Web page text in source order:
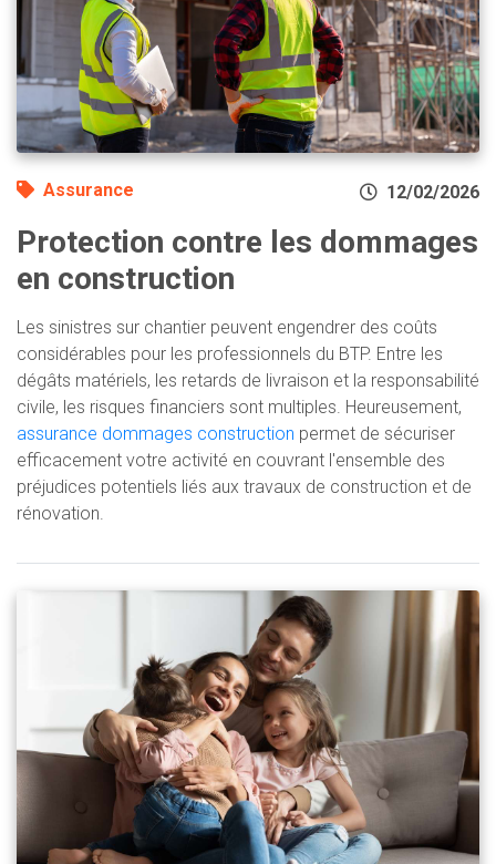
Assurance 12/02/2026
Protection contre les dommages
en construction
Les sinistres sur chantier peuvent engendrer des coûts
considérables pour les professionnels du BTP. Entre les
dégâts matériels, les retards de livraison et la responsabilité
civile, les risques financiers sont multiples. Heureusement,
assurance dommages construction permet de sécuriser
efficacement votre activité en couvrant l'ensemble des
préjudices potentiels liés aux travaux de construction et de
rénovation.